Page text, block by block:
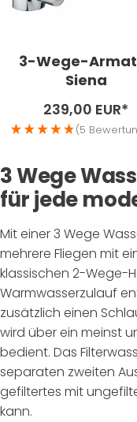
3-Wege-
Siena
239,00 EUR*
(5
3 Wege
für jede
Mit einer 3 Wege
mehrere Fliegen mit
klassischen 2-Wege-
Warmwasserzulauf
zusätzlich einen
wird über ein meinst
bedient. Das
separaten zweiten
gefiltertes mit
kann.